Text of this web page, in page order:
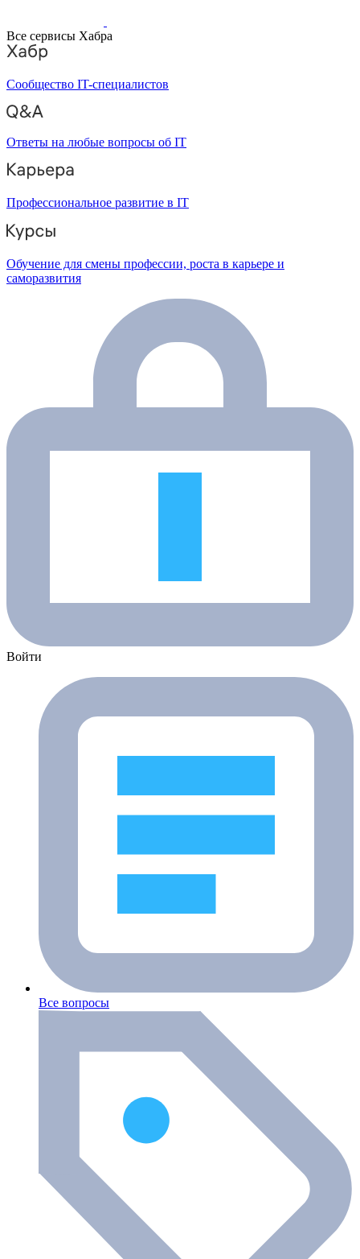
Все сервисы Хабра
Сообщество IT-специалистов
Ответы на любые вопросы об IT
Профессиональное развитие в IT
Обучение для смены профессии, роста в карьере и
саморазвития
Войти
Все вопросы